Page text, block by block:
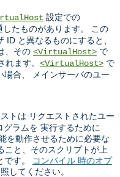
設定での
たものがあります。 この
と異なるものにすると、
、その <VirtualHost> で
れます。 <VirtualHost> で
場合、 メインサーバのユー
トは リクエストされたユー
ラムを 実行するために
を動作させるために必要な
こと、そのスクリプトが上
です。
コンパイル 時のオプ
してください。